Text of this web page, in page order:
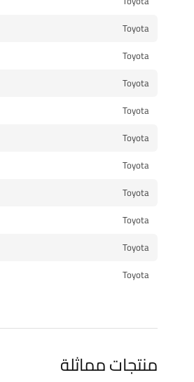
Toyota
Toyota
Toyota
Toyota
Toyota
Toyota
Toyota
Toyota
Toyota
Toyota
منتجات مماثلة